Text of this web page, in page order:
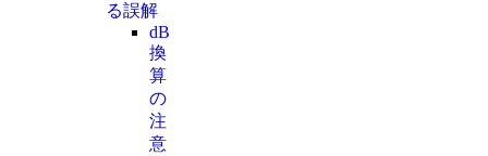
る誤解
dB
換
算
の
注
意